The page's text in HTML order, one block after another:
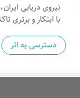
نیروی دریایی
با ابتکار و برتری
دسترسی به اثر